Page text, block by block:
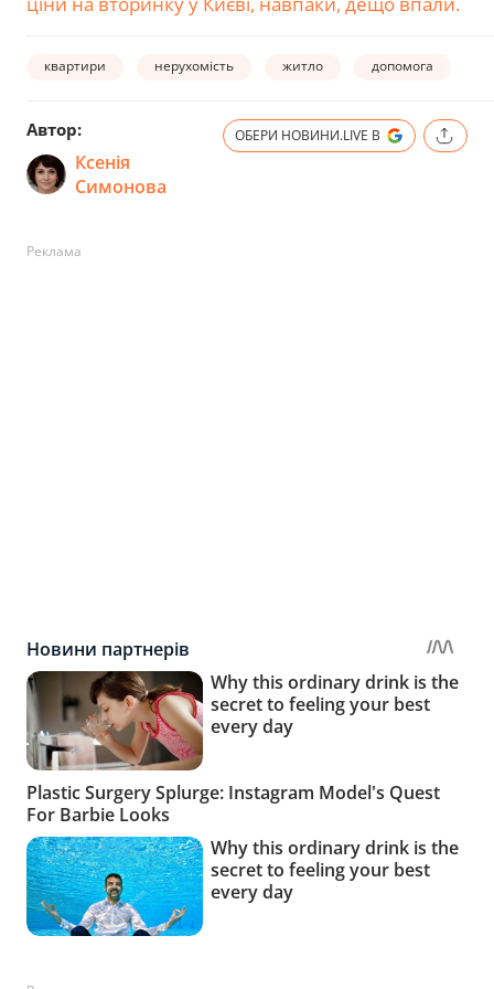
квартири нерухомість житло допомога
Автор:
Ксенія
Симонова
ОБЕРИ НОВИНИ.LIVE В
Реклама